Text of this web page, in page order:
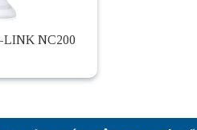
LINK NC200